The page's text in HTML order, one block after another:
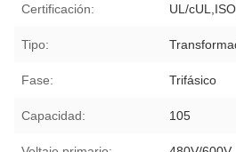
Certificación: UL/
Tipo:
Fase: Trifásico
Capacidad: 105